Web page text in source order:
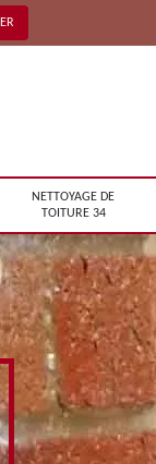
NETTOYAGE DE
TOITURE 34